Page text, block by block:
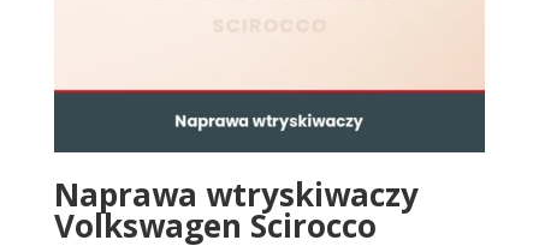
Naprawa wtryskiwaczy
Volkswagen Scirocco